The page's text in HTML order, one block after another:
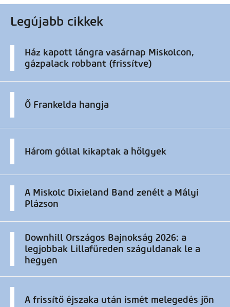
Legújabb cikkek
Ház kapott lángra vasárnap Miskolcon,
gázpalack robbant (frissítve)
Ő Frankelda hangja
Három góllal kikaptak a hölgyek
A Miskolc Dixieland Band zenélt a Mályi
Plázson
Downhill Országos Bajnokság 2026: a
legjobbak Lillafüreden száguldanak le a
hegyen
A frissítő éjszaka után ismét melegedés jön